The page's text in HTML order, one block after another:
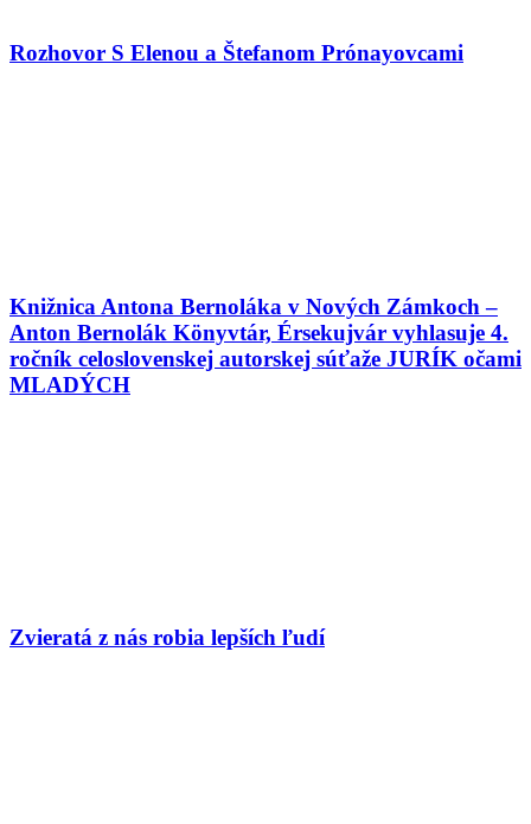
Rozhovor S Elenou a Štefanom Prónayovcami
Knižnica Antona Bernoláka v Nových Zámkoch –
Anton Bernolák Könyvtár, Érsekujvár vyhlasuje 4.
ročník celoslovenskej autorskej súťaže JURÍK očami
MLADÝCH
Zvieratá z nás robia lepších ľudí